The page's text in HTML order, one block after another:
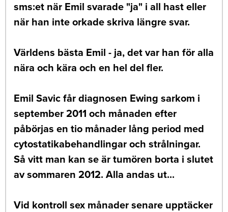
sms:et när Emil svarade "ja" i all hast eller
när han inte orkade skriva längre svar.
Världens bästa Emil - ja, det var han för alla
nära och kära och en hel del fler.
Emil Savic får diagnosen Ewing sarkom i
september 2011 och månaden efter
påbörjas en tio månader lång period med
cytostatikabehandlingar och strålningar.
Så vitt man kan se är tumören borta i slutet
av sommaren 2012. Alla andas ut...
Vid kontroll sex månader senare upptäcker